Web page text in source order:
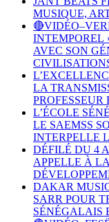
MUSIQUE,
INTEMPOREL
AVEC SON
LA
L’ÉCOLE
LE SAEMSS
INTERPELLE
DÉFILÉ DU 4
APPELLE À
DAKAR
SARR POUR
SÉNÉGALAIS